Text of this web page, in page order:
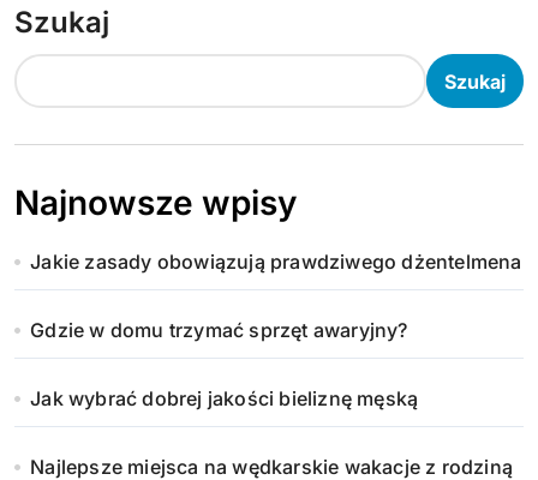
Szukaj
Szukaj
Najnowsze wpisy
Jakie zasady obowiązują prawdziwego dżentelmena
Gdzie w domu trzymać sprzęt awaryjny?
Jak wybrać dobrej jakości bieliznę męską
Najlepsze miejsca na wędkarskie wakacje z rodziną